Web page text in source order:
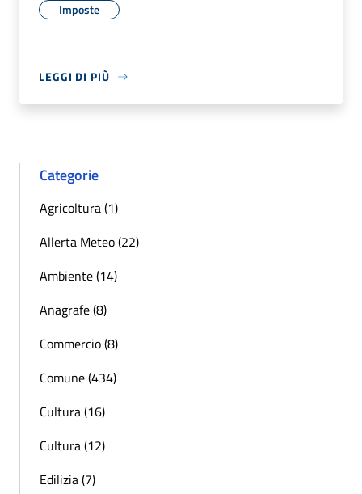
Imposte
LEGGI DI PIÙ
Categorie
Agricoltura (1)
Allerta Meteo (22)
Ambiente (14)
Anagrafe (8)
Commercio (8)
Comune (434)
Cultura (16)
Cultura (12)
Edilizia (7)